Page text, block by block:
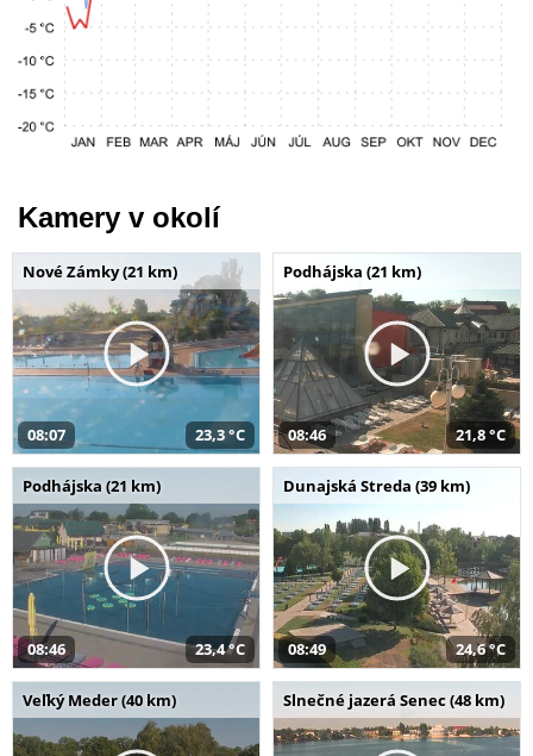
Kamery v okolí
Nové Zámky (21 km)
08:07 23,3 °C
Podhájska (21 km)
08:46 21,8 °C
Podhájska (21 km)
08:46 23,4 °C
Dunajská Streda (39 km)
08:49 24,6 °C
Veľký Meder (40 km) Slnečné jazerá Senec (48 km)